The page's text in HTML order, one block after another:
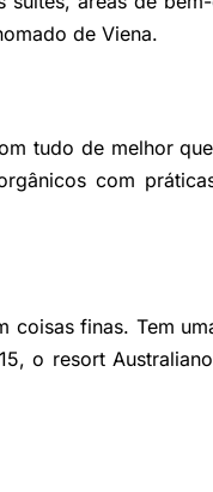
de Viena.
tudo de melhor
com
coisas finas. Tem
o resort